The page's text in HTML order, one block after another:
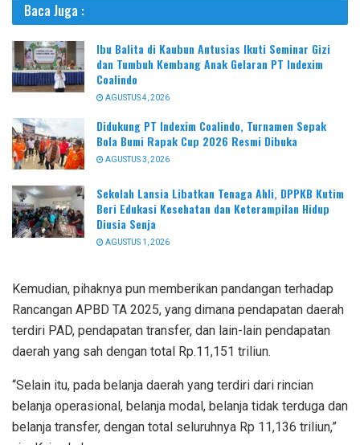
Baca Juga :
Ibu Balita di Kaubun Antusias Ikuti Seminar Gizi
dan Tumbuh Kembang Anak Gelaran PT Indexim
Coalindo
AGUSTUS 4, 2026
Didukung PT Indexim Coalindo, Turnamen Sepak
Bola Bumi Rapak Cup 2026 Resmi Dibuka
AGUSTUS 3, 2026
Sekolah Lansia Libatkan Tenaga Ahli, DPPKB Kutim
Beri Edukasi Kesehatan dan Keterampilan Hidup
Diusia Senja
AGUSTUS 1, 2026
Kemudian, pihaknya pun memberikan pandangan terhadap
Rancangan APBD TA 2025, yang dimana pendapatan daerah
terdiri PAD, pendapatan transfer, dan lain-lain pendapatan
daerah yang sah dengan total Rp.11,151 triliun.
“Selain itu, pada belanja daerah yang terdiri dari rincian
belanja operasional, belanja modal, belanja tidak terduga dan
belanja transfer, dengan total seluruhnya Rp 11,136 triliun,”